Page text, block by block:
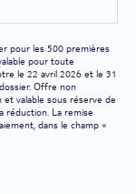
pour les 500 premières
pour toute
le 22 avril 2026 et le 31
Offre non
valable sous réserve de
réduction. La remise
dans le champ «